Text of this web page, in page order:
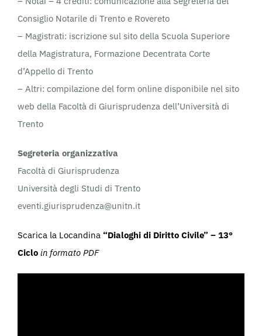
Consiglio Notarile di Trento e Rovereto
– Magistrati: iscrizione sul sito della Scuola Superiore
della Magistratura, Formazione Decentrata Corte
d’Appello di Trento
– Altri: compilazione del form online disponibile nel sito
web della Facoltà di Giurisprudenza dell’Università di
Trento
Segreteria organizzativa
Facoltà di Giurisprudenza
Università degli Studi di Trento
eventi.giurisprudenza@unitn.it
Scarica la Locandina “Dialoghi di Diritto Civile” – 13°
Ciclo in formato PDF